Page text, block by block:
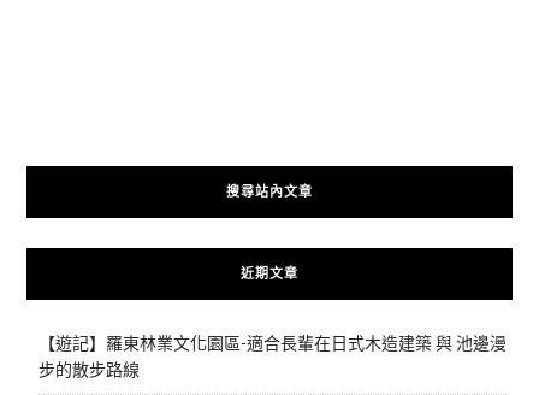
搜尋站內文章
近期文章
【遊記】羅東林業文化園區-適合長輩在日式木造建築 與 池邊漫
步的散步路線